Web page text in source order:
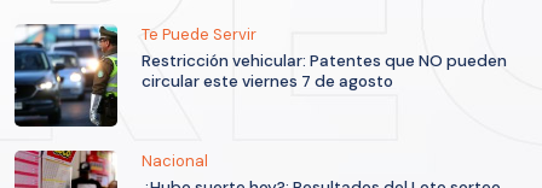
Te Puede Servir
Restricción vehicular: Patentes que NO pueden
circular este viernes 7 de agosto
Nacional